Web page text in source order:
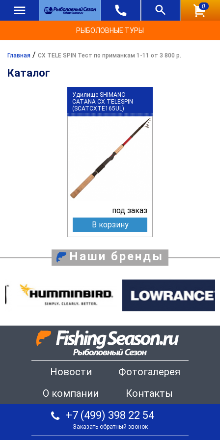
0
РЫБОЛОВНЫЕ ТУРЫ
Главная / CX TELE SPIN Тест по приманкам 1-11 от 3 800 р.
Каталог
Удилище SHIMANO
CATANA CX TELESPIN
(SCATCXTE165UL)
под заказ
В корзину
Наши бренды
Новости
Фотогалерея
О компании
Контакты
+7 (499) 398 22 54
Заказать обратный звонок